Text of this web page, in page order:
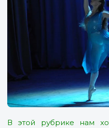
В этой рубрике нам